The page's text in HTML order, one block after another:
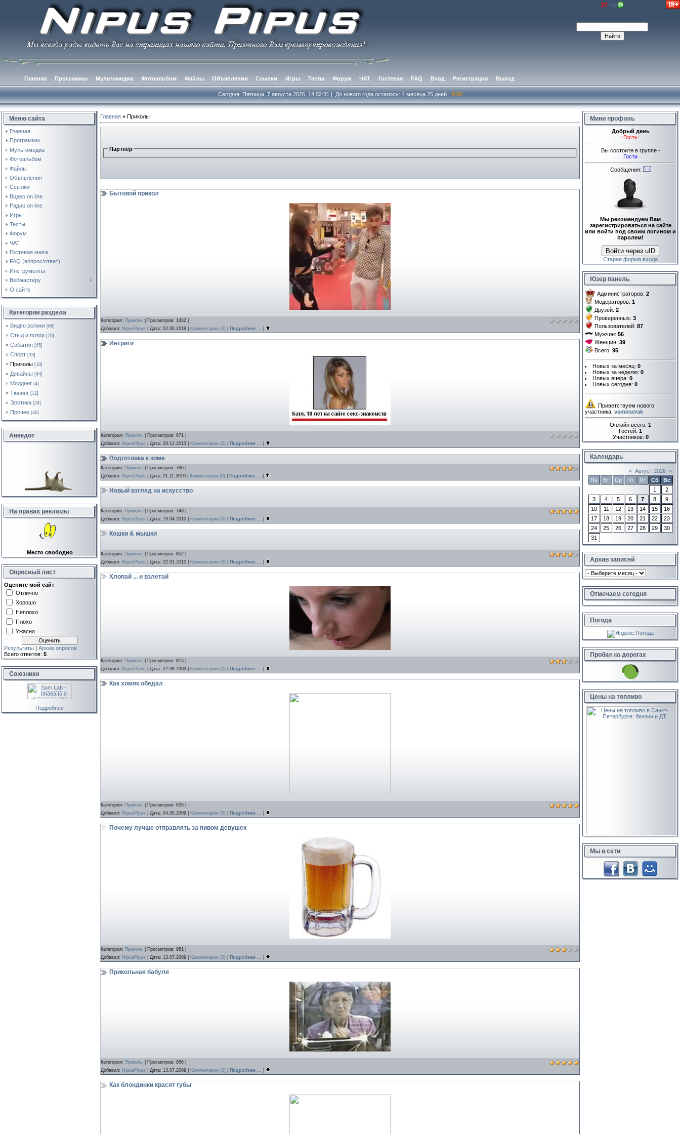
Главная Программы Мультимедиа Фотоальбом Файлы Объявления Ссылки Игры Тесты Форум ЧАТ Гостевая FAQ Вход Регистрация Выход
Сегодня: Пятница, 7 августа 2026, 14:02:32 | До нового года осталось: 4 месяцa 25 дней | RSS
Меню сайта
Главная
Программы
Мультимедиа
Фотоальбом
Файлы
Объявления
Ссылки
Видео on line
Радио on line
Игры
Тесты
Форум
ЧАТ
Гостевая книга
FAQ (вопрос/ответ)
Инструменты
Вебмастеру
О сайте
Категории раздела
Видео ролики [66]
Стыд и позор [70]
События [45]
Спорт [33]
Приколы [10]
Девайсы [44]
Моддинг [4]
Тюнинг [12]
Эротика [24]
Прочее [46]
Анекдот
На правах рекламы
Место свободно
Опросный лист
Оцените мой сайт
Отлично
Хорошо
Неплохо
Плохо
Ужасно
Результаты | Архив опросов
Всего ответов: 5
Союзники
Подробнее
Главная » Приколы
Партнёр
Бытовой прикол
Категория: Приколы | Просмотров: 1432 |
Добавил: NipusPipus | Дата: 02.06.2019 Комментарии (0) Подробнее ...
Интриги
Категория: Приколы | Просмотров: 671 |
Добавил: NipusPipus | Дата: 28.12.2013 Комментарии (0) Подробнее ...
Подготовка к зиме
Категория: Приколы | Просмотров: 786 |
Добавил: NipusPipus | Дата: 21.11.2010 Комментарии (0) Подробнее ...
Новый взгляд на искусство
Категория: Приколы | Просмотров: 743 |
Добавил: NipusPipus | Дата: 19.04.2010 Комментарии (0) Подробнее ...
Кошки & мышки
Категория: Приколы | Просмотров: 852 |
Добавил: NipusPipus | Дата: 22.01.2010 Комментарии (0) Подробнее ...
Хлопай ... и взлетай
Категория: Приколы | Просмотров: 815 |
Добавил: NipusPipus | Дата: 27.08.2009 Комментарии (0) Подробнее ...
Как хомяк обедал
Категория: Приколы | Просмотров: 835 |
Добавил: NipusPipus | Дата: 04.08.2009 Комментарии (0) Подробнее ...
Почему лучше отправлять за пивом девушек
Категория: Приколы | Просмотров: 951 |
Добавил: NipusPipus | Дата: 13.07.2009 Комментарии (0) Подробнее ...
Прикольная бабуля
Категория: Приколы | Просмотров: 856 |
Добавил: NipusPipus | Дата: 13.07.2009 Комментарии (0) Подробнее ...
Как блондинки красят губы
Мини профиль
Добрый день
=Гость=
Вы состоите в группе -
Гости
Сообщения:
Мы рекомендуем Вам
зарегистрироваться на сайте
или войти под своим логином и
паролем!
Войти через uID
Старая форма входа
Юзер панель
Администраторов: 2
Модераторов: 1
Друзей: 2
Проверенных: 3
Пользователей: 87
Мужчин: 56
Женщин: 39
Всего: 95
Новых за месяц: 0
Новых за неделю: 0
Новых вчера: 0
Новых сегодня: 0
Приветствуем нового
участника: vamirserak
Онлайн всего: 1
Гостей: 1
Участников: 0
Календарь
« Август 2026 »
Пн
Вт Ср Чт Пт Сб
Вс
1
2
3
4 5 6 7 8
9
10
11 12 13 14 15
16
17
18 19 20 21 22
23
24
25 26 27 28 29
30
31
Архив записей
Отмечаем сегодня
Погода
Пробки на дорогах
Цены на топливо
Мы в сети